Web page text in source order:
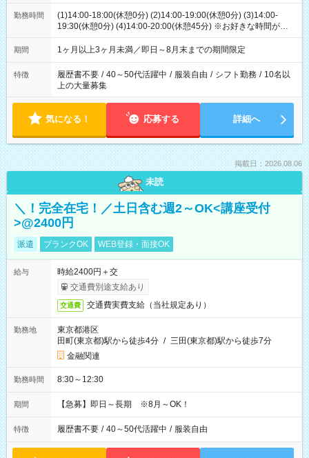
勤務時間
(1)14:00-18:00(休憩0分) (2)14:00-19:00(休憩0分) (3)14:00-
19:30(休憩0分) (4)14:00-20:00(休憩45分) ※お好きな時間が選べ
ます
期間 1ヶ月以上3ヶ月未満／即日～8月末までの期間限定
特徴 履歴書不要 / 40～50代活躍中 / 服装自由 / シフト勤務 / 10名以
上の大量募集
気になる！ 応募する 詳細へ
掲載日：2026.08.06
未読
＼！完全在宅！／土日含む週2～OK<講座受付
>@2400円
派遣 ブランクOK WEB登録・面接OK
給与
時給2400円＋交
交通費別途支給あり
交通費 交通費実費支給（当社規定あり）
勤務地
東京都港区
田町(東京都)駅から徒歩4分 / 三田(東京都)駅から徒歩7分
金融関連
勤務時間 8:30～12:30
期間 【急募】即日～長期 ※8月～OK！
特徴 履歴書不要 / 40～50代活躍中 / 服装自由